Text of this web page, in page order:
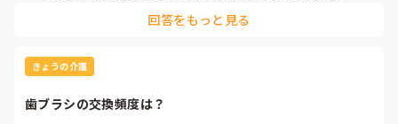
断出来ないからです。職場の人間関係は働いてみないと分かり
回答をもっと見る
きょうの介護
歯ブラシの交換頻度は？